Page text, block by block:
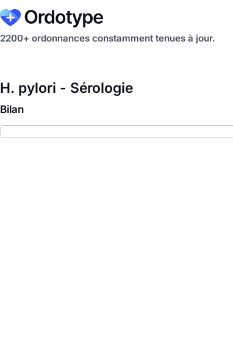
2200+ ordonnances constamment tenues à jour.
H. pylori - Sérologie
Bilan